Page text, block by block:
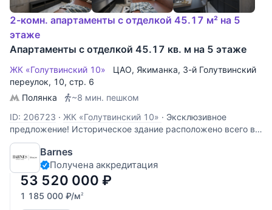
2-комн. апартаменты с отделкой 45.17 м² на 5
этаже
Апартаменты с отделкой 45.17 кв. м на 5 этаже
ЖК «Голутвинский 10» ЦАО, Якиманка, 3-й Голутвинский
переулок, 10, стр. 6
Полянка
~8 мин. пешком
ID: 206723 · ЖК «Голутвинский 10» · Эксклюзивное
предложение! Историческое здание расположено всего в
10 метрах от Якиманской набережной и представляет
собой сочетание проверенных временем традиций и
лучших современных трендов. Отличительной чертой дома
является сохраненный фасад
Barnes
Получена аккредитация
53 520 000 ₽
1 185 000 ₽/м2